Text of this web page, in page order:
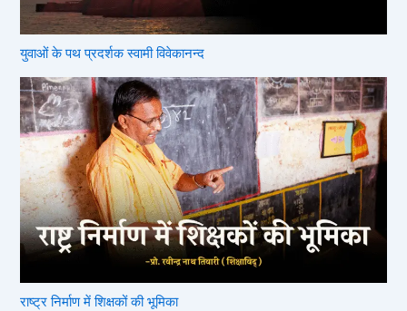
युवाओं के पथ प्रदर्शक स्वामी विवेकानन्द
राष्ट्र निर्माण में शिक्षकों की भूमिका